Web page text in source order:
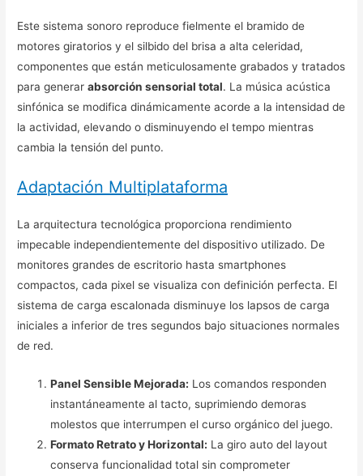
Este sistema sonoro reproduce fielmente el bramido de
motores giratorios y el silbido del brisa a alta celeridad,
componentes que están meticulosamente grabados y tratados
para generarabsorción sensorial total. La música acústica
sinfónica se modifica dinámicamente acorde a la intensidad de
la actividad, elevando o disminuyendo el tempo mientras
cambia la tensión del punto.
Adaptación Multiplataforma
La arquitectura tecnológica proporciona rendimiento
impecable independientemente del dispositivo utilizado. De
monitores grandes de escritorio hasta smartphones
compactos, cada pixel se visualiza con definición perfecta. El
sistema de carga escalonada disminuye los lapsos de carga
iniciales a inferior de tres segundos bajo situaciones normales
de red.
Panel Sensible Mejorada: Los comandos responden
instantáneamente al tacto, suprimiendo demoras
molestos que interrumpen el curso orgánico del juego.
Formato Retrato y Horizontal: La giro auto del layout
conserva funcionalidad total sin comprometer